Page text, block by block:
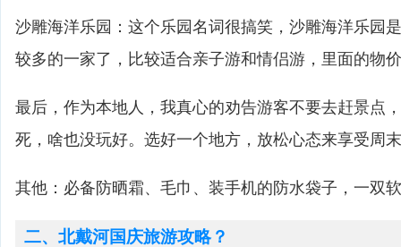
沙雕海洋乐园：这个乐园名词很搞笑，沙雕海洋乐园
较多的一家了，比较适合亲子游和情侣游，里面的物
最后，作为本地人，我真心的劝告游客不要去赶景点
死，啥也没玩好。选好一个地方，放松心态来享受周
其他：必备防晒霜、毛巾、装手机的防水袋子，一双
二、北戴河国庆旅游攻略？